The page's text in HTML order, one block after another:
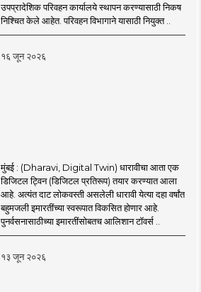
उपप्रादेशिक परिवहन कार्यालये स्थापन करण्यासाठी निकष
निश्चित केले आहेत. परिवहन विभागाने यासाठी नियुक्त ..
१६ जून २०२६
मुंबई : (Dharavi, Digital Twin) धारावीचा आता एक
डिजिटल ट्विन (डिजिटल प्रतिरूप) तयार करण्यात आला
आहे. अत्यंत दाट लोकवस्ती असलेली धारावी येत्या दहा वर्षांत
बहुमजली इमारतींच्या स्वरूपात विकसित होणार आहे.
पुनर्वसनासाठीच्या इमारतींसोबतच आलिशान टॉवर्स ..
१३ जून २०२६